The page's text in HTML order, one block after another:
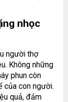
nhọc
người thợ
Không những
phun còn
của con người.
quả, đảm